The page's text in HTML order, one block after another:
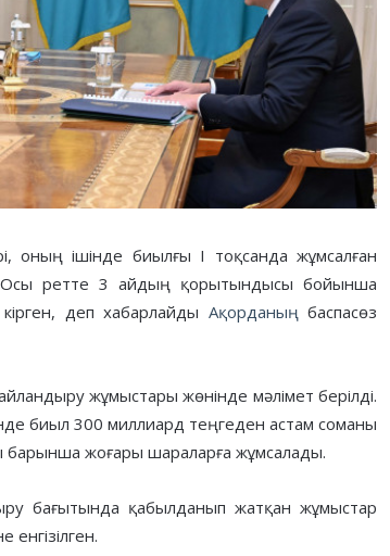
оның ішінде биылғы І тоқсанда жұмсалған
Осы ретте 3 айдың қорытындысы бойынша
деп хабарлайды Ақорданыңбаспасөз
жұмыстары жөнінде мәлімет берілді.
биыл 300 миллиард теңгеден астам соманы
барынша жоғары шараларға жұмсалады.
бағытында қабылданып жатқан жұмыстар